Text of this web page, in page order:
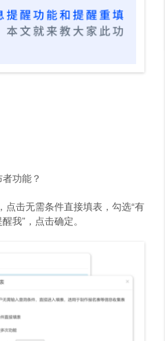
功能？
击无需条件直接填表，勾选“有
我”，点击确定。